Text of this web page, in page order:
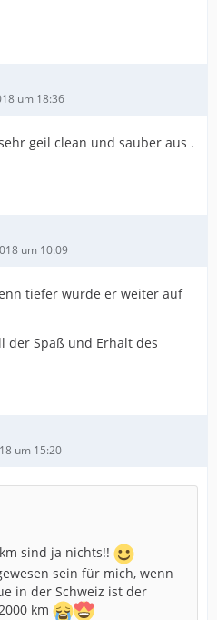
um 18:36
geil clean und sauber aus .
um 10:09
tiefer würde er weiter auf
der Spaß und Erhalt des
um 15:20
sind ja nichts!!
sein für mich, wenn
in der Schweiz ist der
km